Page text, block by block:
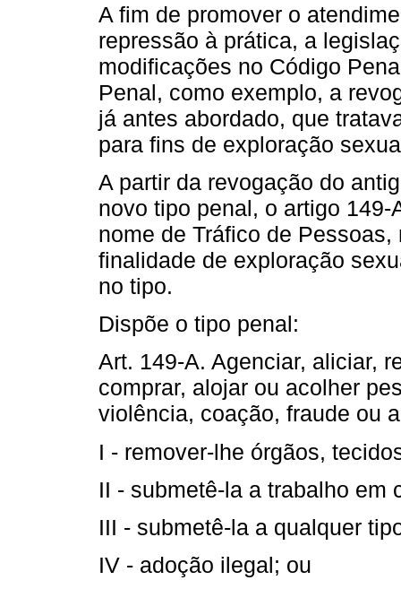
A fim de promover o
repressão à prática, a
modificações no Código
Penal, como exemplo, a
já antes abordado, que
para fins de exploração
A partir da revogação do
novo tipo penal, o artigo
nome de Tráfico de
finalidade de exploração
no tipo.
Dispõe o tipo penal:
Art. 149-A. Agenciar, aliciar,
comprar, alojar ou acolher
violência, coação, fraude ou
I - remover-lhe órgãos,
II - submetê-la a trabalho em
III - submetê-la a qualquer
IV - adoção ilegal; ou